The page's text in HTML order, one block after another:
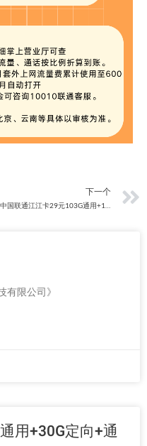
下一个
限公司》
用+30G定向+通